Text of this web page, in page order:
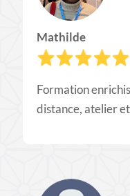
Mathilde
Formation
distance, atelier